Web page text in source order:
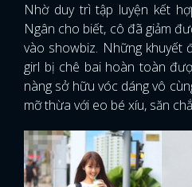
Nhờ duy trì tập luyện kết
Ngân cho biết, cô đã giảm
vào showbiz. Những khuyết
girl bị chê bai hoàn toàn
nàng sở hữu vóc dáng vô
mỡ thừa với eo bé xíu, săn